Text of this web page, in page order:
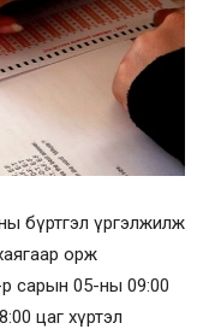
бүртгэл үргэлжилж
орж
сарын 05-ны 09:00
цаг хүртэл